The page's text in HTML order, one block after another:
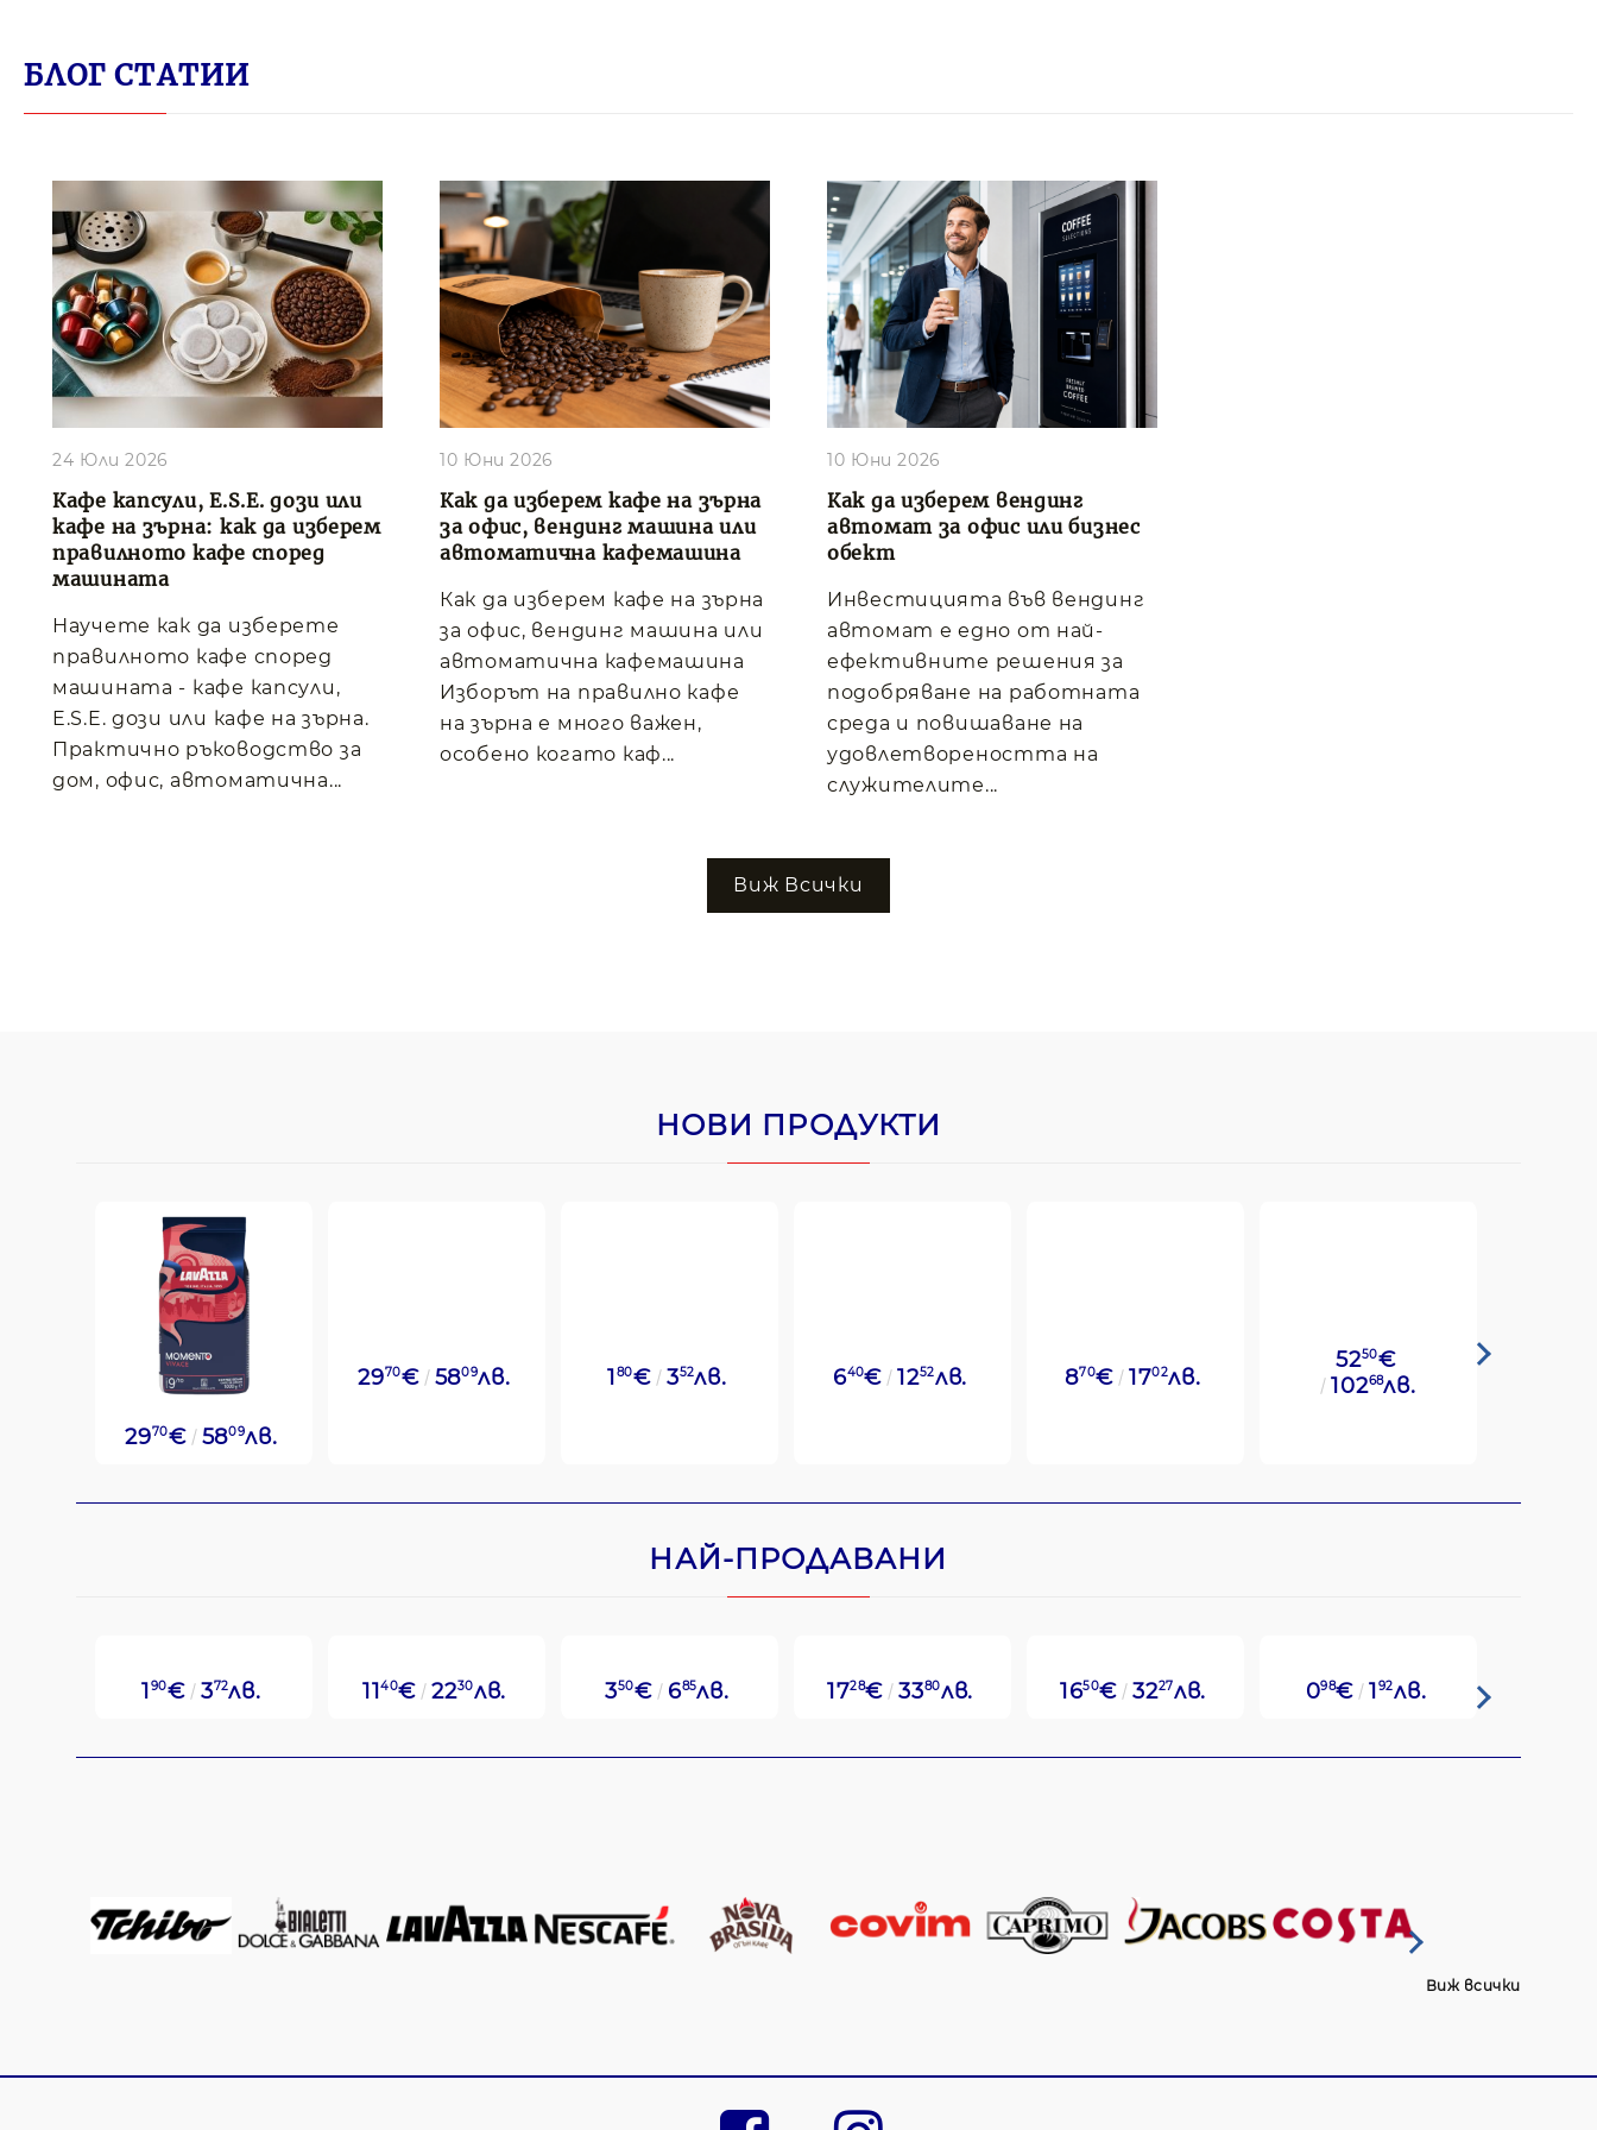
БЛОГ СТАТИИ
Кафе капсули, E.S.E. дози или
кафе на зърна: как да изберем
правилното кафе според
машината
24 Юли 2026
Научете как да изберете
правилното кафе според
машината - кафе капсули,
E.S.E. дози или кафе на зърна.
Практично ръководство за
дом, офис, автоматична...
Как да изберем кафе на зърна
за офис, вендинг машина или
автоматична кафемашина
10 Юни 2026
Как да изберем кафе на зърна
за офис, вендинг машина или
автоматична кафемашина
Изборът на правилно кафе
на зърна е много важен,
особено когато каф...
Как да изберем вендинг
автомат за офис или бизнес
обект
10 Юни 2026
Инвестицията във вендинг
автомат е едно от най-
ефективните решения за
подобряване на работната
среда и повишаване на
удовлетвореността на
служителите...
Виж Всички
НОВИ ПРОДУКТИ
2970€ 5809лв.
2970€ 5809лв. 1 80€ 352лв. 640€ 1252лв. 870€ 1702лв.
5250€
10268лв.
НАЙ-ПРОДАВАНИ
1 90€ 372лв. 1140€ 2230лв. 350€ 685лв. 1728€ 3380лв. 1650€ 3227лв. 098€ 1 92лв.
Виж всички